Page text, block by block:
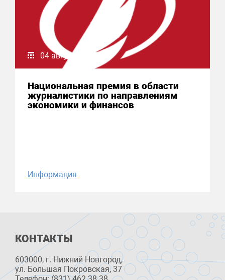
04 августа 2026
Национальная премия в области
журналистики по направлениям
экономики и финансов
Информация
КОНТАКТЫ
603000, г. Нижний Новгород,
ул. Большая Покровская, 37